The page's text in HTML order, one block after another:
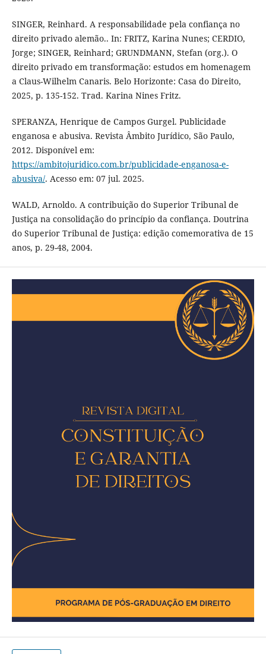
SINGER, Reinhard. A responsabilidade pela confiança no
direito privado alemão.. In: FRITZ, Karina Nunes; CERDIO,
Jorge; SINGER, Reinhard; GRUNDMANN, Stefan (org.). O
direito privado em transformação: estudos em homenagem
a Claus-Wilhelm Canaris. Belo Horizonte: Casa do Direito,
2025, p. 135-152. Trad. Karina Nines Fritz.
SPERANZA, Henrique de Campos Gurgel. Publicidade
enganosa e abusiva. Revista Âmbito Jurídico, São Paulo,
2012. Disponível em:
https://ambitojuridico.com.br/publicidade-enganosa-e-
abusiva/. Acesso em: 07 jul. 2025.
WALD, Arnoldo. A contribuição do Superior Tribunal de
Justiça na consolidação do princípio da confiança. Doutrina
do Superior Tribunal de Justiça: edição comemorativa de 15
anos, p. 29-48, 2004.